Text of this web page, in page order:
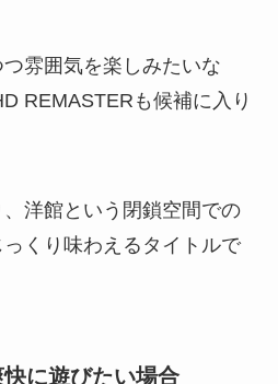
雰囲気を楽しみたいな
REMASTERも候補に入り
洋館という閉鎖空間での
っくり味わえるタイトルで
に遊びたい場合